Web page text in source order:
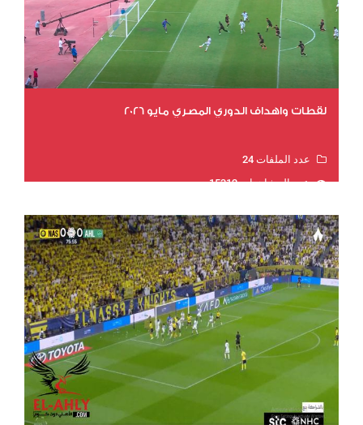
لقطات واهداف الدوري المصري مايو 2026
عدد الملفات 24
عدد المشاهدات 15312